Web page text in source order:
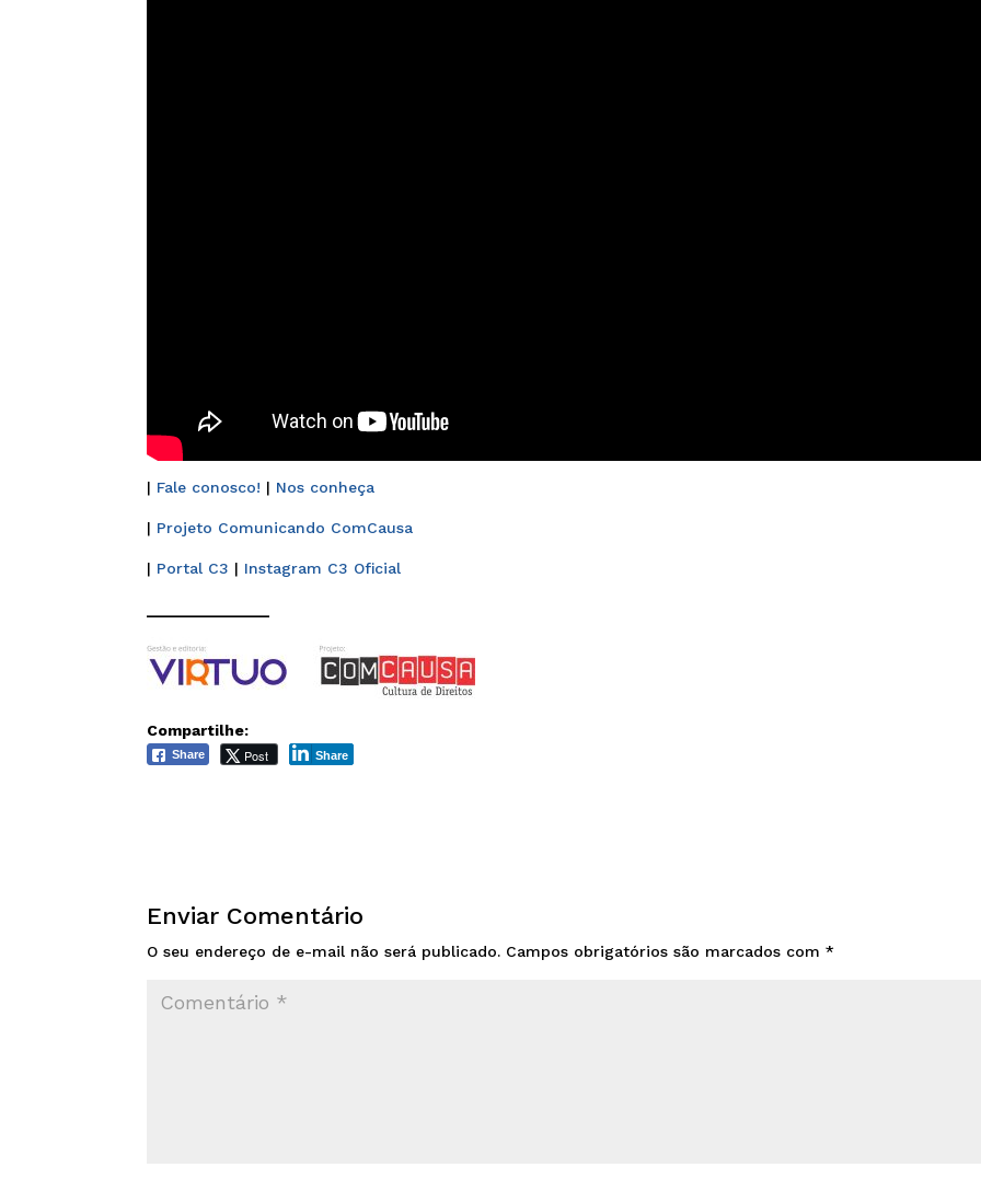
| Fale conosco! | Nos conheça
| Projeto Comunicando ComCausa
| Portal C3 | Instagram C3 Oficial
Compartilhe:
Share Post Share
Enviar Comentário
O seu endereço de e-mail não será publicado. Campos obrigatórios são marcados com*